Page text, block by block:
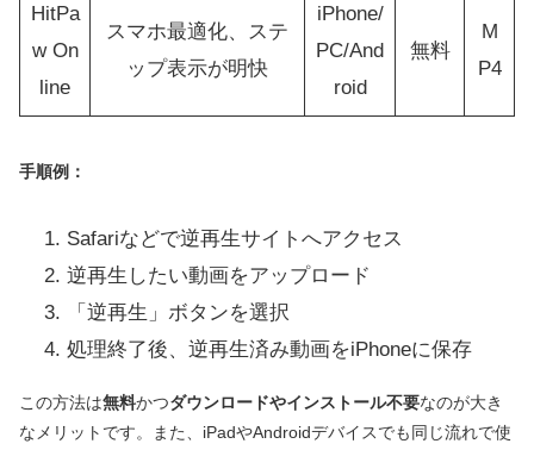
HitPa
w On
line
スマホ最適化、ステ
ップ表示が明快
iPhone/
PC/And
roid
無料
M
P4
手順例：
Safariなどで逆再生サイトへアクセス
逆再生したい動画をアップロード
「逆再生」ボタンを選択
処理終了後、逆再生済み動画をiPhoneに保存
この方法は無料かつダウンロードやインストール不要なのが大き
なメリットです。また、iPadやAndroidデバイスでも同じ流れで使